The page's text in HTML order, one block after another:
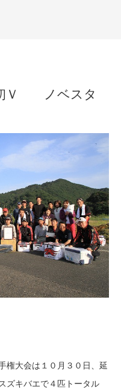
初Ｖ ノベスタ
権大会は１０月３０日、延
ズキバエで４匹トータル